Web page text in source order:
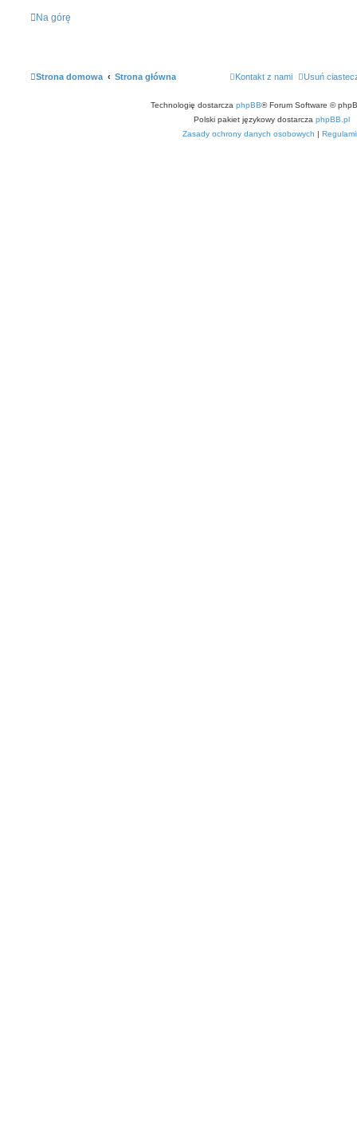
Na górę
Strona domowa Strona główna Usuń
Kontakt z nami
Technologię dostarcza phpBB® Forum Software ©
Polski pakiet językowy dostarcza phpBB.pl
Zasady ochrony danych osobowych |